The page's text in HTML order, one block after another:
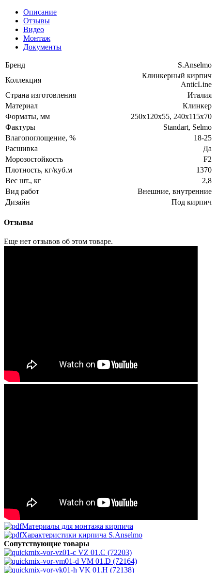
Описание
Отзывы
Видео
Монтаж
Документы
Бренд
S.Anselmo
Коллекция
Клинкерный кирпич
AnticLine
Страна изготовления
Италия
Материал
Клинкер
Форматы, мм
250х120х55, 240х115х70
Фактуры
Standart, Selmo
Влагопоглощение, %
18-25
Расшивка
Да
Морозостойкость
F2
Плотность, кг/куб.м
1370
Вес шт., кг
2,8
Вид работ
Внешние, внутренние
Дизайн
Под кирпич
Отзывы
Еще нет отзывов об этом товаре.
Материалы для монтажа кирпича
Характеристики кирпича S.Anselmo
Сопутствующие товары
VZ 01.C (72203)
VM 01.D (72164)
VK 01.H (72138)